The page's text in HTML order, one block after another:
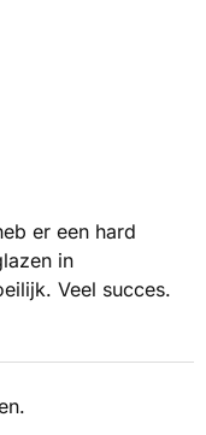
er een hard
in
Veel succes.